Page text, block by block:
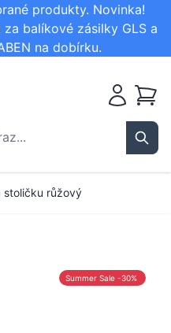
produkty. Novinka!
balíkové zásilky GLS a
na dobírku.
Košík
stoličku růžový
Summer Sale -30%